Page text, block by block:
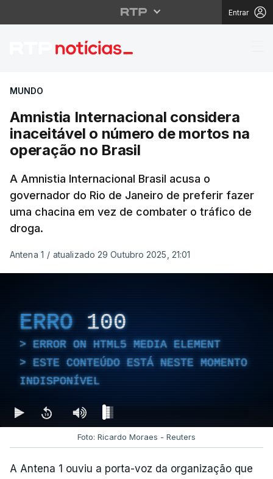
Entrar
Amnistia
MUNDO
Amnistia Internacional considera
inaceitável o número de mortos na
operação no Brasil
A Amnistia Internacional Brasil acusa o
governador do Rio de Janeiro de preferir fazer
uma chacina em vez de combater o tráfico de
droga.
Antena 1 / atualizado 29 Outubro 2025, 21:01
ERRO 100
ERROR ON HTML5 MEDIA ELEMENT
ESTE CONTEÚDO ESTÁ NESTE MOMENTO
INDISPONÍVEL
Foto: Ricardo Moraes - Reuters
A Antena 1 ouviu a porta-voz da organização que